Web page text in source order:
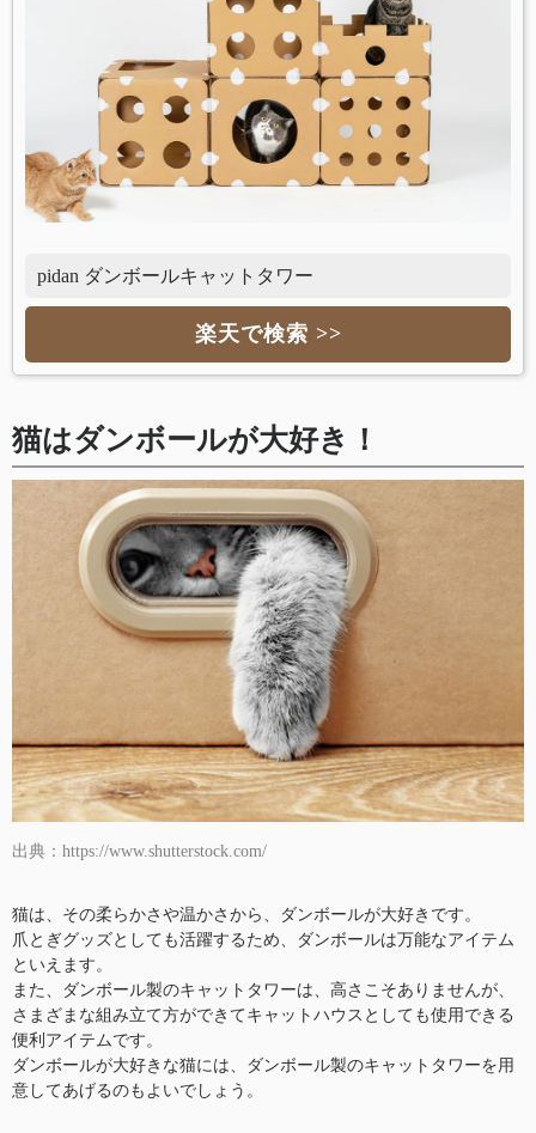
pidan ダンボールキャットタワー
楽天で検索 >>
猫はダンボールが大好き！
出典：https://www.shutterstock.com/
猫は、その柔らかさや温かさから、ダンボールが大好きです。
爪とぎグッズとしても活躍するため、ダンボールは万能なアイテム
といえます。
また、ダンボール製のキャットタワーは、高さこそありませんが、
さまざまな組み立て方ができてキャットハウスとしても使用できる
便利アイテムです。
ダンボールが大好きな猫には、ダンボール製のキャットタワーを用
意してあげるのもよいでしょう。